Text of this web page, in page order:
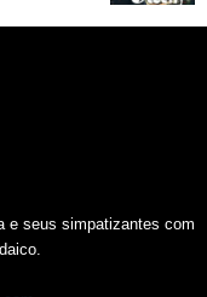
e seus simpatizantes com